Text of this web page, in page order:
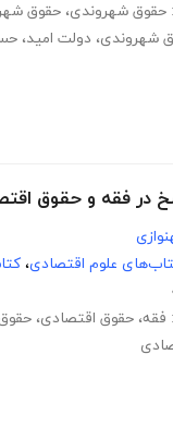
حقوق شهروندی، حقوق
شهروندی، دولت امید،
علوم اقتصادی،
فقه، حقوق اقتصادی،